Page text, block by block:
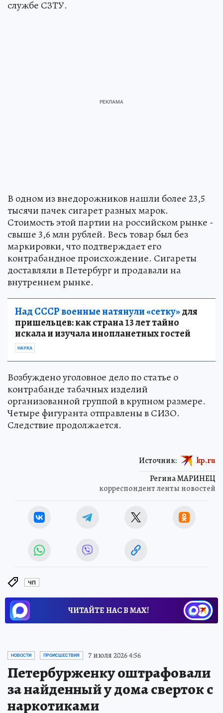
службе СЗТУ.
В одном из внедорожников нашли более 23,5
тысячи пачек сигарет разных марок.
Стоимость этой партии на российском рынке -
свыше 3,6 млн рублей. Весь товар был без
маркировки, что подтверждает его
контрабандное происхождение. Сигареты
доставляли в Петербург и продавали на
внутреннем рынке.
Над СССР военные натянули «сетку»для
пришельцев: как страна 13 лет тайно
искала и изучала инопланетных гостей
НАУКА
Возбуждено уголовное дело по статье о
контрабанде табачных изделий
организованной группой в крупном размере.
Четыре фигуранта отправлены в СИЗО.
Следствие продолжается.
Регина МАРИНЕЦ
корреспондент ленты новостей
Источник: kp.ru
ЧП
ЧИТАЙТЕ НАС В МАХ!
НОВОСТИ ПРОИСШЕСТВИЯ 7 июля 2026 4:56
Петербурженку оштрафовали
за найденный у дома сверток с
наркотиками